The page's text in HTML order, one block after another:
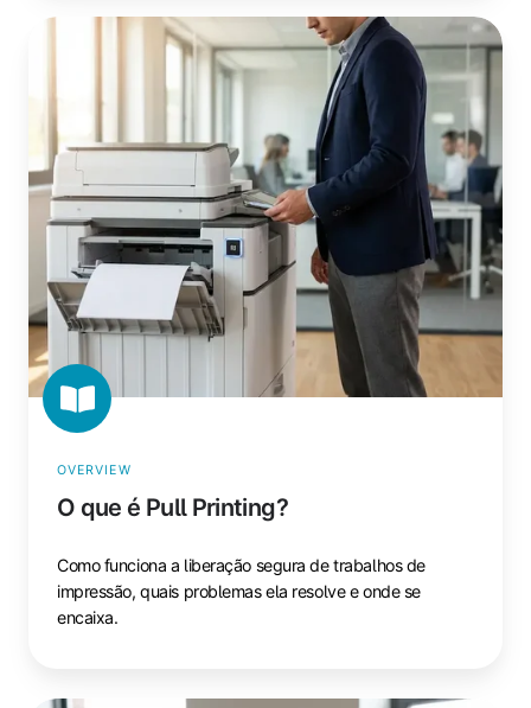
Printing?
OVERVIEW
O que é Pull Printing?
Como funciona a liberação segura de trabalhos de
impressão, quais problemas ela resolve e onde se
encaixa.